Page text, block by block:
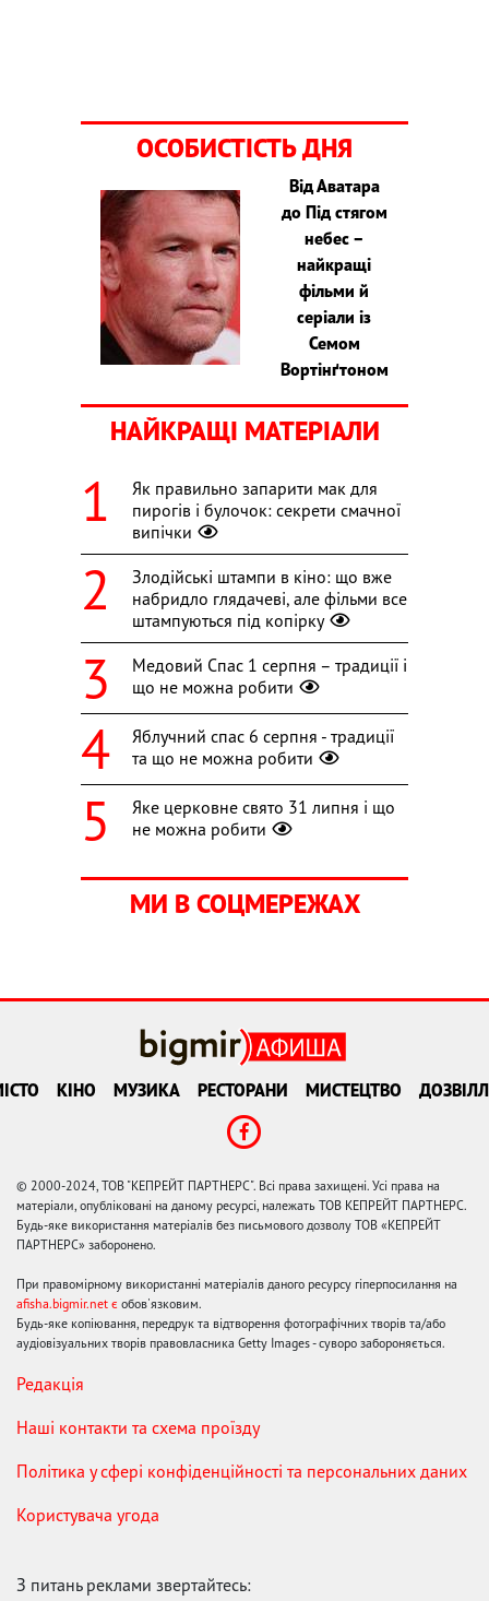
ОСОБИСТІСТЬ ДНЯ
Від Аватара
до Під стягом
небес –
найкращі
фільми й
серіали із
Семом
Вортінґтоном
НАЙКРАЩІ МАТЕРІАЛИ
Як правильно запарити мак для
пирогів і булочок: секрети смачної
випічки
Злодійські штампи в кіно: що вже
набридло глядачеві, але фільми все
штампуються під копірку
Медовий Спас 1 серпня – традиції і
що не можна робити
Яблучний спас 6 серпня - традиції
та що не можна робити
Яке церковне свято 31 липня і що
не можна робити
МИ В СОЦМЕРЕЖАХ
КІНО МУЗИКА РЕСТОРАНИ МИСТЕЦТВО
© 2000-2024, ТОВ "КЕПРЕЙТ ПАРТНЕРС". Всі права захищені. Усі права на
матеріали, опубліковані на даному ресурсі, належать ТОВ КЕПРЕЙТ ПАРТНЕРС.
Будь-яке використання матеріалів без письмового дозволу ТОВ «КЕПРЕЙТ
ПАРТНЕРС» заборонено.
При правомірному використанні матеріалів даного ресурсу гіперпосилання на
afisha.bigmir.net є обов'язковим.
Будь-яке копіювання, передрук та відтворення фотографічних творів та/або
аудіовізуальних творів правовласника Getty Images - суворо забороняється.
Редакція
Наші контакти та схема проїзду
Політика у сфері конфіденційності та персональних даних
Користувача угода
З питань реклами звертайтесь: